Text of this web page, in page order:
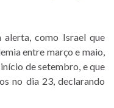
como Israel que
entre março e maio,
de setembro, e que
no dia 23, declarando